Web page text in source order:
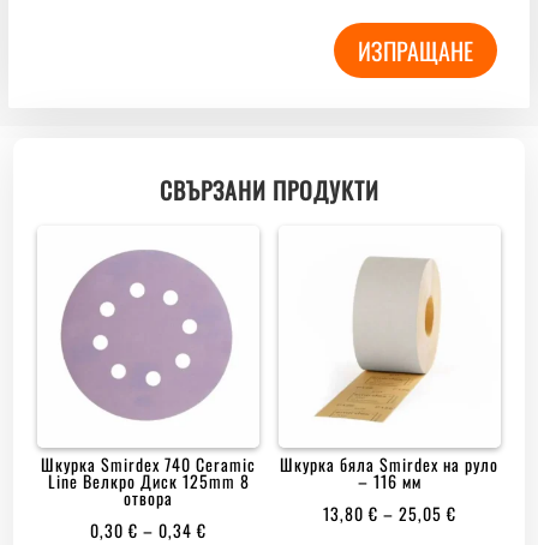
ИЗПРАЩАНЕ
СВЪРЗАНИ ПРОДУКТИ
Шкурка Smirdex 740 Ceramic
Line Велкро Диск 125mm 8
отвора
0,30€ – 0,34€
Шкурка бяла Smirdex на руло
– 116 мм
13,80€ – 25,05€PRICE